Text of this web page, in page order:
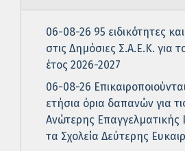
06-08-26 95 ειδικότητες
στις Δημόσιες Σ.Α.Ε.Κ. για
έτος 2026-2027
06-08-26
ετήσια όρια δαπανών για
Ανώτερης Επαγγελματικής
τα Σχολεία Δεύτερης